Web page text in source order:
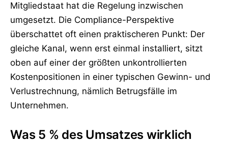
Mitgliedstaat hat die Regelung inzwischen
umgesetzt. Die Compliance-Perspektive
überschattet oft einen praktischeren Punkt: Der
gleiche Kanal, wenn erst einmal installiert, sitzt
oben auf einer der größten unkontrollierten
Kostenpositionen in einer typischen Gewinn- und
Verlustrechnung, nämlich Betrugsfälle im
Unternehmen.
Was 5 % des Umsatzes wirklich